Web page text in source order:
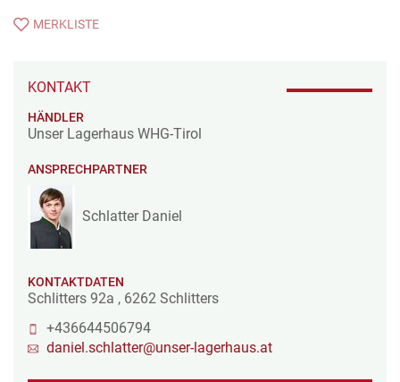
MERKLISTE
KONTAKT
HÄNDLER
Unser Lagerhaus WHG-Tirol
ANSPRECHPARTNER
Schlatter Daniel
KONTAKTDATEN
Schlitters 92a , 6262 Schlitters
+436644506794
daniel.schlatter@unser-lagerhaus.at